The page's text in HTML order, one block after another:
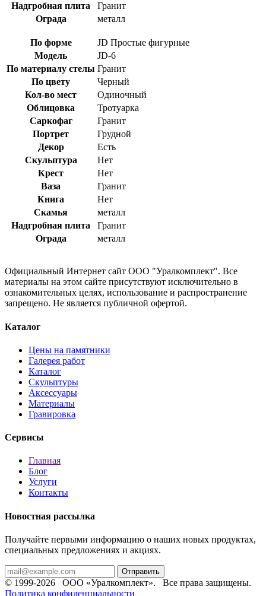
Надгробная плита
Гранит
Ограда
металл
По форме
JD Простые фигурные
Модель
JD-6
По материалу стелы Гранит
По цвету
Черный
Кол-во мест
Одиночный
Облицовка
Тротуарка
Саркофаг
Гранит
Портрет
Грудной
Декор
Есть
Скульптура
Нет
Крест
Нет
Ваза
Гранит
Книга
Нет
Скамья
металл
Надгробная плита
Гранит
Ограда
металл
Официальный Интернет сайт ООО "Уралкомплект". Все
материалы на этом сайте присутствуют исключительно в
ознакомительных целях, использование и распространение
запрещено. Не является публичной офертой.
Каталог
Цены на памятники
Галерея работ
Каталог
Скульптуры
Аксессуары
Материалы
Гравировка
Сервисы
Главная
Блог
Услуги
Контакты
Новостная рассылка
Получайте первыми информацию о наших новых продуктах,
специальных предложениях и акциях.
Отправить
© 1999-2026 ООО «Уралкомплект». Все права защищены.
Политика конфиденциальности